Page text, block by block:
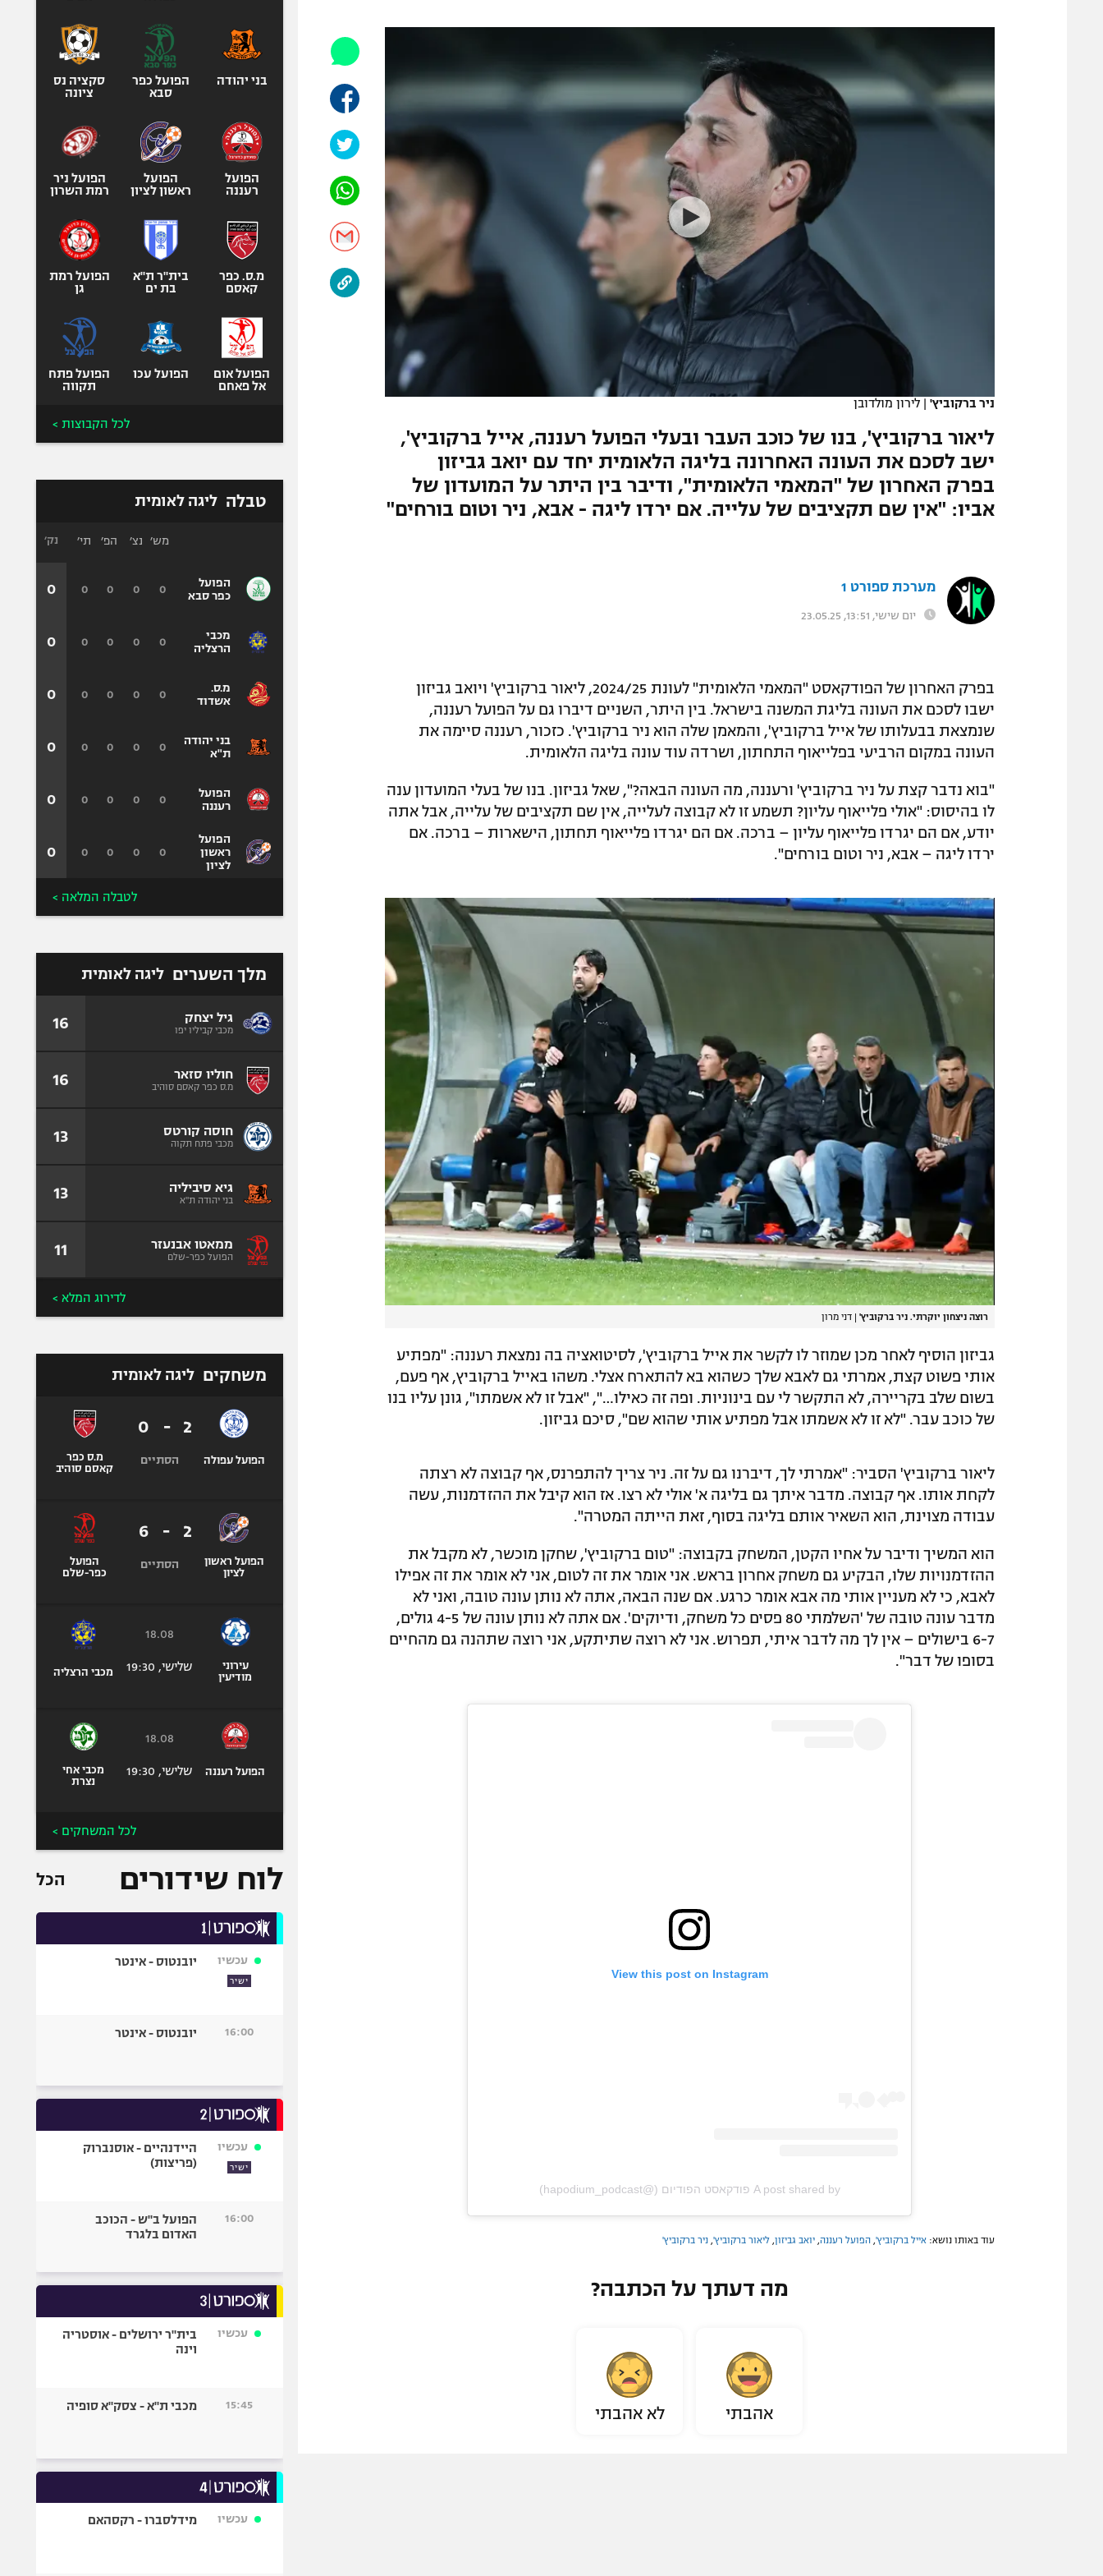
תקנון עבור פעילות ספורט 1 – "מרלן"
טניס
רשיון להקרנה פומבית לבית עסק
הפועל תל אביב
הפועל חיפה
הפועל באר שבע
מכבי נתניה
בני יהודה
ליגה סינית
ליגות נוספות
אופניים
ספורט מוטורי
כדורמים
בייסבול MLB
ספורט אתגרי
אומנויות לחימה
גיימינג E-Sports
ניר ברקוביץ' | לירון מולדובן
ליאור ברקוביץ', בנו של כוכב העבר ובעלי הפועל רעננה, אייל ברקוביץ',
ישב לסכם את העונה האחרונה בליגה הלאומית יחד עם יואב גביזון
בפרק האחרון של "המאמי הלאומית", ודיבר בין היתר על המועדון של
אביו: "אין שם תקציבים של עלייה. אם ירדו ליגה - אבא, ניר וטום בורחים"
מערכת ספורט 1
יום שישי, 13:51, 23.05.25
בפרק האחרון של הפודקאסט "המאמי הלאומית" לעונת 2024/25, ליאור ברקוביץ' ויואב גביזון
ישבו לסכם את העונה בליגת המשנה בישראל. בין היתר, השניים דיברו גם על הפועל רעננה,
שנמצאת בבעלותו של אייל ברקוביץ', והמאמן שלה הוא ניר ברקוביץ'. כזכור, רעננה סיימה את
העונה במקום הרביעי בפלייאוף התחתון, ושרדה עוד עונה בליגה הלאומית.
"בוא נדבר קצת על ניר ברקוביץ' ורעננה, מה העונה הבאה?", שאל גביזון. בנו של בעלי המועדון ענה
לו בהיסוס: "אולי פלייאוף עליון? תשמע זו לא קבוצה לעלייה, אין שם תקציבים של עלייה, אבל אתה
יודע, אם הם יגרדו פלייאוף עליון – ברכה. אם הם יגרדו פלייאוף תחתון, הישארות – ברכה. אם
ירדו ליגה – אבא, ניר וטום בורחים".
רוצה ניצחון יוקרתי. ניר ברקוביץ' | דני מרון
גביזון הוסיף לאחר מכן שמוזר לו לקשר את אייל ברקוביץ', לסיטואציה בה נמצאת רעננה: "מפתיע
אותי פשוט קצת, אמרתי גם לאבא שלך כשהוא בא להתארח אצלי. משהו באייל ברקוביץ, אף פעם,
בשום שלב בקריירה, לא התקשר לי עם בינוניות. ופה זה כאילו…", "אבל זו לא אשמתו", גונן עליו בנו
של כוכב עבר. "לא זו לא אשמתו אבל מפתיע אותי שהוא שם", סיכם גביזון.
ליאור ברקוביץ' הסביר: "אמרתי לך, דיברנו גם על זה. ניר צריך להתפרנס, אף קבוצה לא רצתה
לקחת אותו. אף קבוצה. מדבר איתך גם בליגה א' אולי לא רצו. אז הוא קיבל את ההזדמנות, עשה
עבודה מצוינת, הוא השאיר אותם בליגה בסוף, זאת הייתה המטרה".
הוא המשיך ודיבר על אחיו הקטן, המשחק בקבוצה: "טום ברקוביץ', שחקן מוכשר, לא מקבל את
ההזדמנויות שלו, הבקיע גם משחק אחרון בראש. אני אומר את זה לטום, אני לא אומר את זה אפילו
לאבא, כי לא מעניין אותי מה אבא אומר כרגע. אם שנה הבאה, אתה לא נותן עונה טובה, ואני לא
מדבר עונה טובה של 'השלמתי 80 פסים כל משחק, ודיוקים'. אם אתה לא נותן עונה של 4-5 גולים,
6-7 בישולים – אין לך מה לדבר איתי, תפרוש. אני לא רוצה שתיתקע, אני רוצה שתהנה גם מהחיים
בסופו של דבר".
View this post on Instagram
A post shared by פודקאסט הפודיום (@hapodium_podcast)
עוד באותו נושא: אייל ברקוביץ' הפועל רעננה יואב גביזון ליאור ברקוביץ' ניר ברקוביץ'
מה דעתך על הכתבה?
אהבתי לא אהבתי
בני יהודה
הפועל כפר
סבא
סקציה נס
ציונה
הפועל
רעננה
הפועל
ראשון לציון
הפועל ניר
רמת השרון
מ.ס. כפר
קאסם
בית"ר ת"א
בת ים
הפועל רמת
גן
הפועל אום
אל פאחם
הפועל עכו
הפועל פתח
תקווה
לכל הקבוצות >
טבלה ליגה לאומית
הפועל
כפר סבא
מכבי
הרצליה
מ.ס.
אשדוד
בני יהודה
ת"א
הפועל
רעננה
הפועל
ראשון
לציון
מש׳ נצ׳ הפ׳ תי׳
0
0
0
0
0
0
0
0
0
0
0
0
0
0
0
0
0
0
0
0
0
0
0
0
נק׳
0
0
0
0
0
0
לטבלה המלאה >
מלך השערים ליגה לאומית
גיל יצחק
מכבי קביליו יפו 16
חוליו סזאר
מ.ס כפר קאסם סוהיב 16
חוסה קורטס
מכבי פתח תקוה 13
גיא סיביליה
בני יהודה ת"א 13
ממאטו אבנעזר
הפועל כפר-שלם 11
לדירוג המלא >
משחקים ליגה לאומית
הפועל עפולה
2
-
0
הסתיים
מ.ס כפר
קאסם סוהיב
הפועל ראשון
לציון
2
-
6
הסתיים
הפועל
כפר-שלם
עירוני
מודיעין
18.08
שלישי, 19:30 מכבי הרצליה
הפועל רעננה
18.08
שלישי, 19:30
מכבי אחי
נצרת
לכל המשחקים >
לוח שידורים הכל
עכשיו
ישיר
יובנטוס - אינטר
16:00 יובנטוס - אינטר
עכשיו
ישיר
היידנהיים - אוסנברוק
(פריצות)
16:00
הפועל ב"ש - הכוכב
האדום בלגרד
עכשיו
בית"ר ירושלים - אוסטריה
וינה
15:45 מכבי ת"א - צסק"א סופיה
עכשיו מידלסברו - רקסהאם